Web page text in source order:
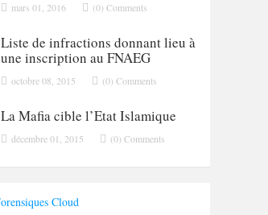
mars 01, 2016 (0) Comments
Liste de infractions donnant lieu à
une inscription au FNAEG
octobre 08, 2015 (0) Comments
La Mafia cible l’Etat Islamique
décembre 01, 2015 (0) Comments